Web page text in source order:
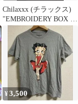
Chilaxxx (チラックス)
"EMBROIDERY BOX Ｔ
¥3,500